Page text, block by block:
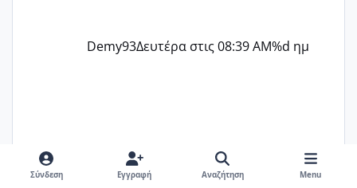
Demy93Δευτέρα στις 08:39 AM%d ημ
Σύνδεση Εγγραφή Αναζήτηση Menu